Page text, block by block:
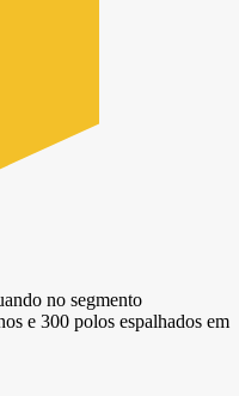
no segmento
e 300 polos espalhados em